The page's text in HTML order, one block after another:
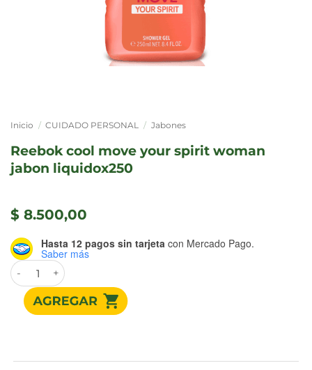
Inicio / CUIDADO PERSONAL / Jabones
reebok cool move your spirit woman
jabon liquidox250
$ 8.500,00
Hasta 12 pagos sin tarjeta con Mercado Pago.
Saber más
Reebok cool move your spirit woman jabon liquidox250